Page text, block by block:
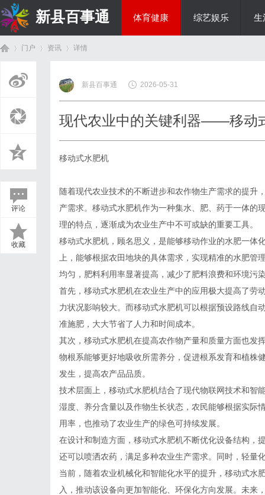
新县百事通 体育健康 综艺娱乐 生
门户 资讯
›
详情
评论
收藏
新县百事通 2026-05-31
现代农业中的关键利器——移动
移动式水肥机
随着现代农业技术的不断进步和农作物生产需求的提升
产需求。移动式水肥机作为一种集水、肥、药于一体的
理的特点，逐渐成为农业生产中不可或缺的重要工具。
移动式水肥机，顾名思义，是能够移动作业的水肥一体
上，能够根据农田地块的具体需求，实现精准的水肥
均匀，肥料利用率显著提高，减少了肥料浪费和环境污
首先，移动式水肥机在农业生产中的应用极大提高了劳
力状况影响较大。而移动式水肥机可以根据预设路线自
准施肥，大大节省了人力和时间成本。
其次，移动式水肥机在提高农作物产量和质量方面也发
物根系能够更好地吸收所需养分，促进根系发育和植株
发生，提高农产品品质。
技术层面上，移动式水肥机结合了现代物联网技术和智
湿度、养分含量以及作物生长状态，农民能够根据实际
用率，也推动了农业生产的绿色可持续发展。
在设计和制造方面，移动式水肥机不断优化设备结构，
还可以喷洒农药，满足多种农业生产需求。同时，轻量
当前，随着农业机械化和智能化水平的提升，移动式水
入，推动该设备向更加智能化、环保化方向发展。未